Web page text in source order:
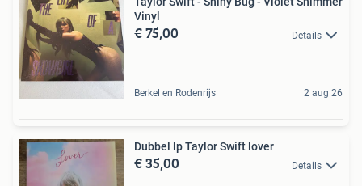
Vinyl
€ 75,00 Details
Berkel en Rodenrijs 2 aug 26
Dubbel lp Taylor Swift lover
€ 35,00 Details